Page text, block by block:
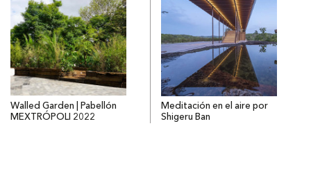
Walled Garden | Pabellón
MEXTRÓPOLI 2022
Meditación en el aire por
Shigeru Ban